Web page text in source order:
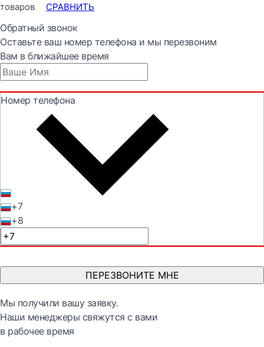
товаров
СРАВНИТЬ
Обратный звонок
Оставьте ваш номер телефона и мы перезвоним
Вам в ближайшее время
Номер телефона
+7
+8
ПЕРЕЗВОНИТЕ МНЕ
Мы получили вашу заявку.
Наши менеджеры свяжутся с вами
в рабочее время